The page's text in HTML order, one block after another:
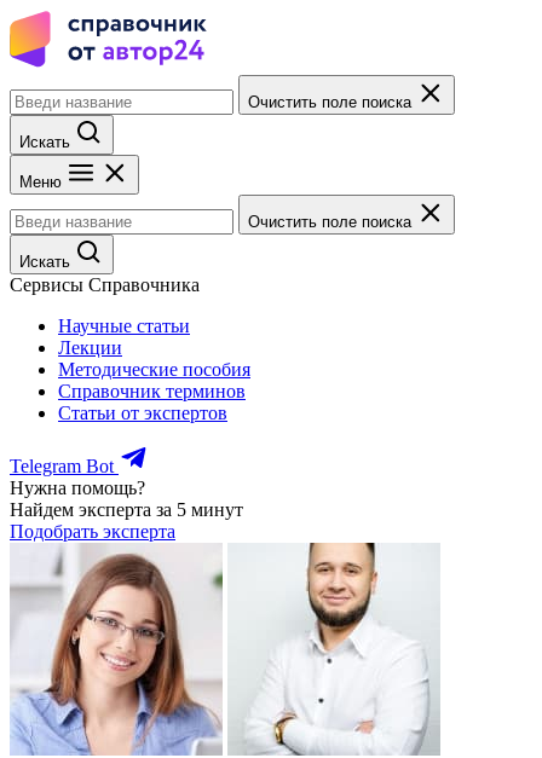
Очистить поле поиска
Искать
Меню
Очистить поле поиска
Искать
Сервисы Справочника
Научные статьи
Лекции
Методические пособия
Справочник терминов
Статьи от экспертов
Telegram Bot
Нужна помощь?
Найдем эксперта за 5 минут
Подобрать эксперта